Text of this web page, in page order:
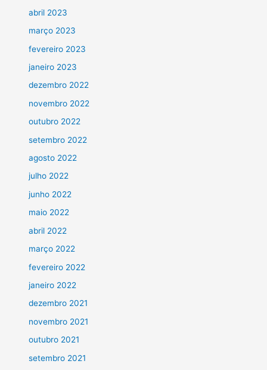
abril 2023
março 2023
fevereiro 2023
janeiro 2023
dezembro 2022
novembro 2022
outubro 2022
setembro 2022
agosto 2022
julho 2022
junho 2022
maio 2022
abril 2022
março 2022
fevereiro 2022
janeiro 2022
dezembro 2021
novembro 2021
outubro 2021
setembro 2021